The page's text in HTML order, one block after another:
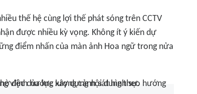
thế hệ cùng lợi thế phát sóng trên CCTV
được nhiều kỳ vọng. Không ít ý kiến dự
điểm nhấn của màn ảnh Hoa ngữ trong nửa